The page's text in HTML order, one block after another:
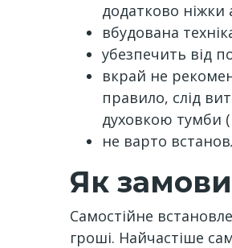
додатково ніжки
вбудована
убезпечить від
вкрай не
правило, слід
духовкою тумби
не варто
Як
Самостійне
гроші. Найчастіше